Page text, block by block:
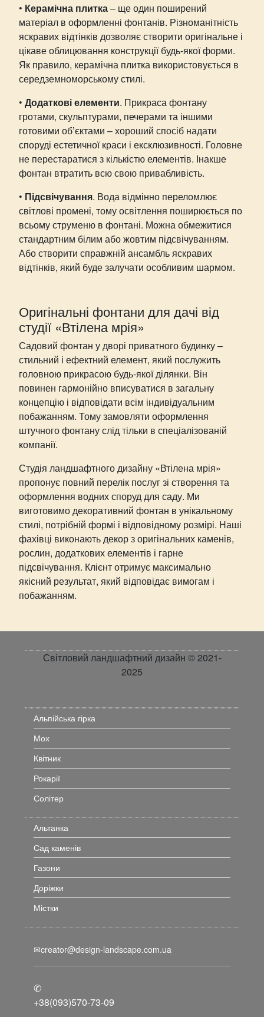
• Керамічна плитка– ще один поширений
матеріал в оформленні фонтанів. Різноманітність
яскравих відтінків дозволяє створити оригінальне і
цікаве облицювання конструкції будь-якої форми.
Як правило, керамічна плитка використовується в
середземноморському стилі.
• Додаткові елементи. Прикраса фонтану
гротами, скульптурами, печерами та іншими
готовими об’єктами – хороший спосіб надати
споруді естетичної краси і ексклюзивності. Головне
не перестаратися з кількістю елементів. Інакше
фонтан втратить всю свою привабливість.
• Підсвічування. Вода відмінно переломлює
світлові промені, тому освітлення поширюється по
всьому струменю в фонтані. Можна обмежитися
стандартним білим або жовтим підсвічуванням.
Або створити справжній ансамбль яскравих
відтінків, який буде залучати особливим шармом.
Оригінальні фонтани для дачі від
студії «Втілена мрія»
Садовий фонтан у дворі приватного будинку –
стильний і ефектний елемент, який послужить
головною прикрасою будь-якої ділянки. Він
повинен гармонійно вписуватися в загальну
концепцію і відповідати всім індивідуальним
побажанням. Тому замовляти оформлення
штучного фонтану слід тільки в спеціалізованій
компанії.
Студія ландшафтного дизайну «Втілена мрія»
пропонує повний перелік послуг зі створення та
оформлення водних споруд для саду. Ми
виготовимо декоративний фонтан в унікальному
стилі, потрібній формі і відповідному розмірі. Наші
фахівці виконають декор з оригінальних каменів,
рослин, додаткових елементів і гарне
підсвічування. Клієнт отримує максимально
якісний результат, який відповідає вимогам і
побажанням.
Світловий ландшафтний дизайн © 2021-
2025
Альпійська гірка
Мох
Квітник
Рокарії
Солітер
Альтанка
Сад каменів
Газони
Доріжки
Містки
✉creator@design-landscape.com.ua
✆
+38(093)570-73-09